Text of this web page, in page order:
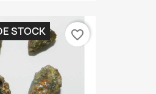
STOCK favorite_border